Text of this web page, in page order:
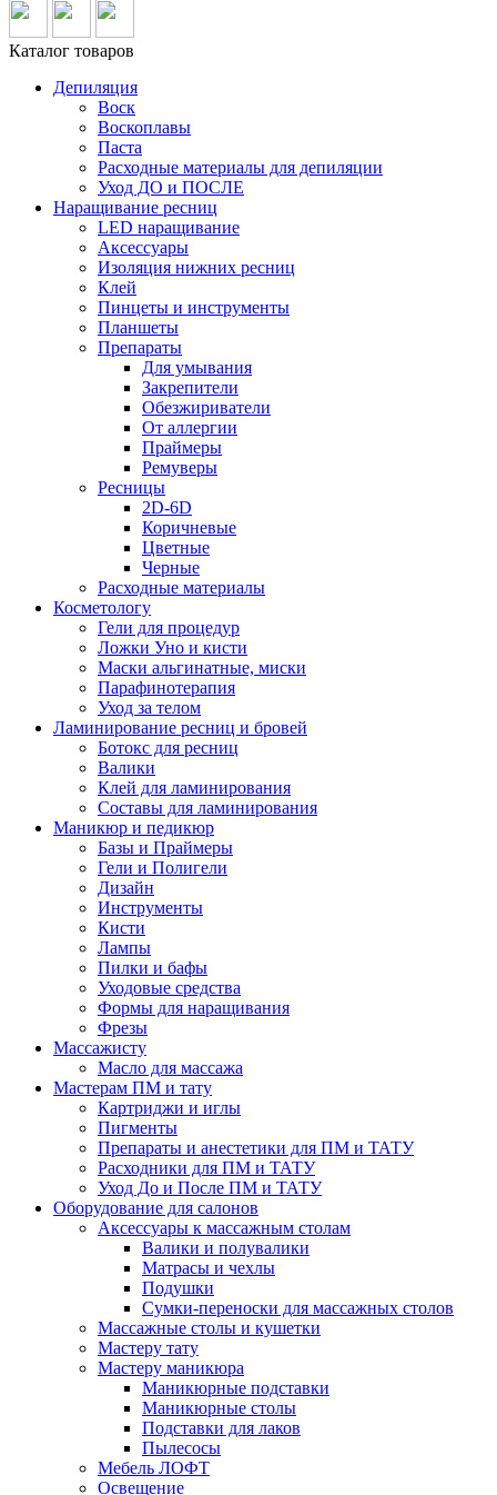
Каталог товаров
Депиляция
Воск
Воскоплавы
Паста
Расходные материалы для депиляции
Уход ДО и ПОСЛЕ
Наращивание ресниц
LED наращивание
Аксессуары
Изоляция нижних ресниц
Клей
Пинцеты и инструменты
Планшеты
Препараты
Для умывания
Закрепители
Обезжириватели
От аллергии
Праймеры
Ремуверы
Ресницы
2D-6D
Коричневые
Цветные
Черные
Расходные материалы
Косметологу
Гели для процедур
Ложки Уно и кисти
Маски альгинатные, миски
Парафинотерапия
Уход за телом
Ламинирование ресниц и бровей
Ботокс для ресниц
Валики
Клей для ламинирования
Составы для ламинирования
Маникюр и педикюр
Базы и Праймеры
Гели и Полигели
Дизайн
Инструменты
Кисти
Лампы
Пилки и бафы
Уходовые средства
Формы для наращивания
Фрезы
Массажисту
Масло для массажа
Мастерам ПМ и тату
Картриджи и иглы
Пигменты
Препараты и анестетики для ПМ и ТАТУ
Расходники для ПМ и ТАТУ
Уход До и После ПМ и ТАТУ
Оборудование для салонов
Аксессуары к массажным столам
Валики и полувалики
Матрасы и чехлы
Подушки
Сумки-переноски для массажных столов
Массажные столы и кушетки
Мастеру тату
Мастеру маникюра
Маникюрные подставки
Маникюрные столы
Подставки для лаков
Пылесосы
Мебель ЛОФТ
Освещение